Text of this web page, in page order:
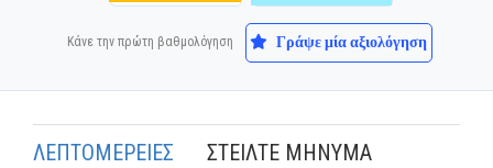
Κάνε την πρώτη βαθμολόγηση Γράψε μία αξιολόγηση
ΛΕΠΤΟΜΕΡΕΙΕΣ ΣΤΕΙΛΤΕ ΜΗΝΥΜΑ